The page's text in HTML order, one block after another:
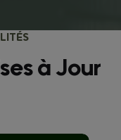
à Jour